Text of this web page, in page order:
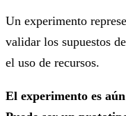
Un experimento
validar los supuestos
el uso de recursos.
El experimento es